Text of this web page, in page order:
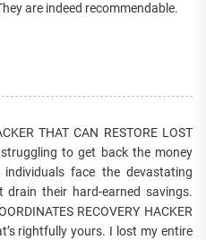
are indeed recommendable.
THAT CAN RESTORE LOST
struggling to get back the money
face the devastating
their hard-earned savings.
RECOVERY HACKER
rightfully yours. I lost my entire